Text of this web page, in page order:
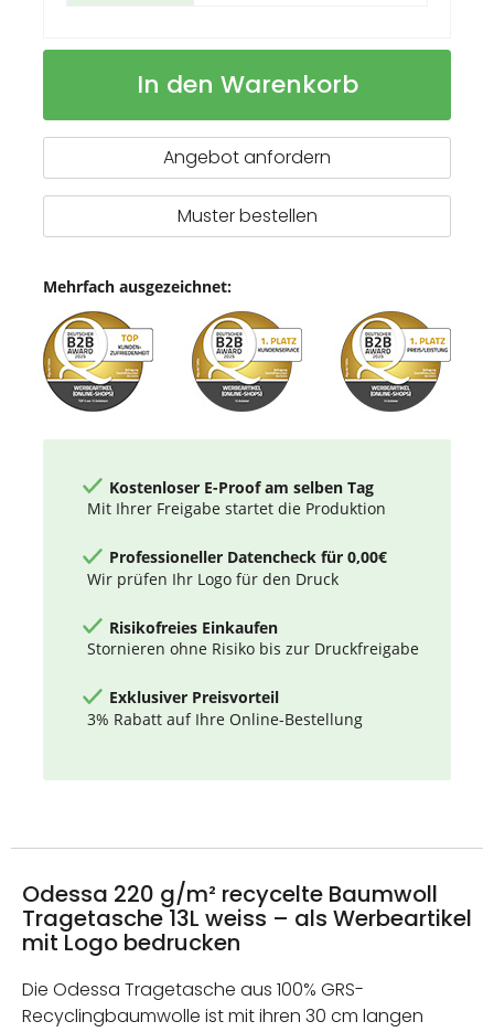
Odessa
recycelte
13L
Auf
In den Warenkorb
Angebot anfordern
Muster bestellen
Mehrfach ausgezeichnet:
Kostenloser E-Proof am selben Tag
Mit Ihrer Freigabe startet die Produktion
Professioneller Datencheck für 0,00€
Wir prüfen Ihr Logo für den Druck
Risikofreies Einkaufen
Stornieren ohne Risiko bis zur Druckfreigabe
Exklusiver Preisvorteil
3% Rabatt auf Ihre Online-Bestellung
Odessa 220 g/m² recycelte Baumwoll
Tragetasche 13L weiss – als Werbeartikel
mit Logo bedrucken
Die Odessa Tragetasche aus 100% GRS-
Recyclingbaumwolle ist mit ihren 30 cm langen